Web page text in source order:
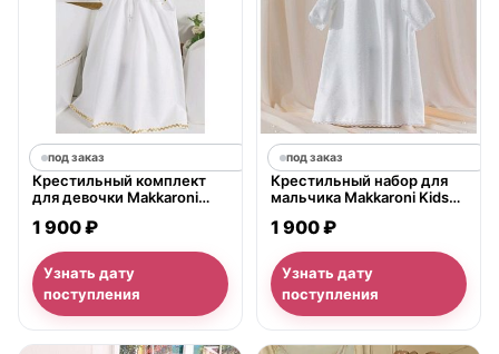
под заказ
Крестильный комплект
для девочки Makkaroni
1 900 ₽
Узнать дату
поступления
под заказ
Крестильный набор для
мальчика Makkaroni Kids
1 900 ₽
Узнать дату
поступления